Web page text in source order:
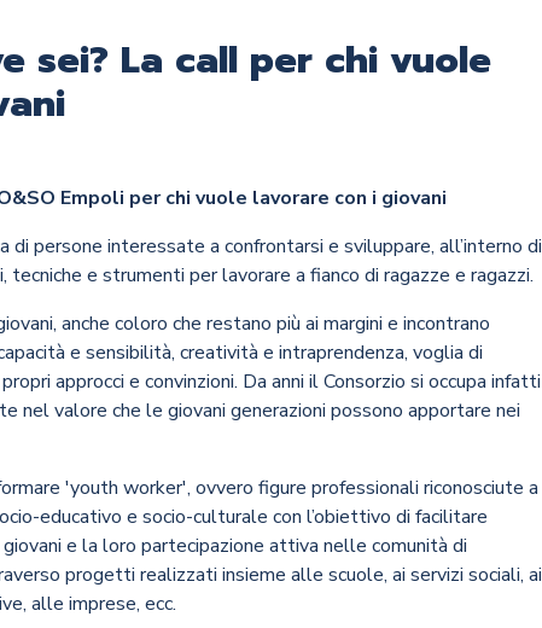
sei? La call per chi vuole
Empoli per chi vuole lavorare con i giovani
di persone interessate a confrontarsi e sviluppare, all’interno di
e strumenti per lavorare a fianco di ragazze e ragazzi.
anche coloro che restano più ai margini e incontrano
e sensibilità, creatività e intraprendenza, voglia di
approcci e convinzioni. Da anni il Consorzio si occupa infatti
nel valore che le giovani generazioni possono apportare nei
'youth worker', ovvero figure professionali riconosciute a
educativo e socio-culturale con l’obiettivo di facilitare
e la loro partecipazione attiva nelle comunità di
progetti realizzati insieme alle scuole, ai servizi sociali, ai
alle imprese, ecc.